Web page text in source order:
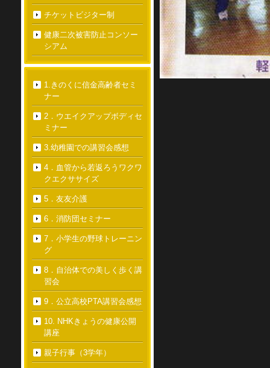
チケットビジター制
健康二次被害防止コンソー
シアム
1.きのくに信金高齢者セミ
ナー
2．ウエイクアップボディセ
ミナー
3.幼稚園での講習会感想
4．血管から若返ろうワクワ
クエクササイズ
5．友友介護
6．消防団セミナー
7．小学生の野球トレーニン
グ
8．自治体での美しく歩く講
習会
9．公立高校PTA講習会感想
10. NHKきょうの健康公開
講座
親子行事（3学年）